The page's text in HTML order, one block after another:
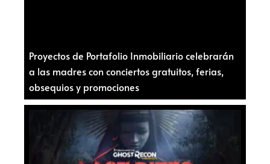
Proyectos de Portafolio Inmobiliario celebrarán
a las madres con conciertos gratuitos, ferias,
obsequios y promociones